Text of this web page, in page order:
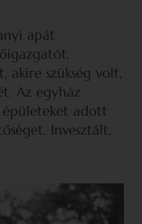
apát
akire szükség volt,
Az egyház
adott
Invesztált,